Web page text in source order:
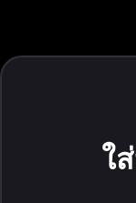
ใ